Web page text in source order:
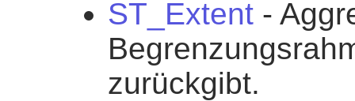
ST_Extent -
zurückgibt.